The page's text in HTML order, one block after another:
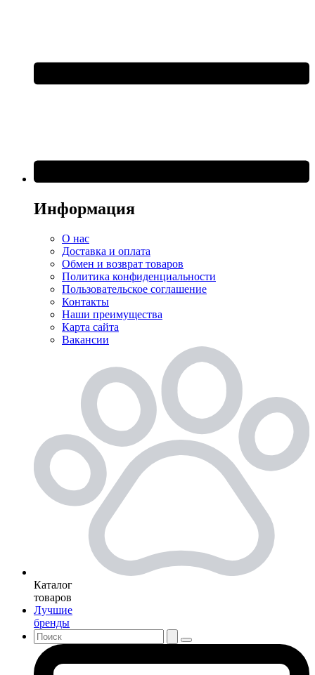
Информация
О нас
Доставка и оплата
Обмен и возврат товаров
Политика конфиденциальности
Пользовательское соглашение
Контакты
Наши преимущества
Карта сайта
Вакансии
Каталог
товаров
Лучшие
бренды